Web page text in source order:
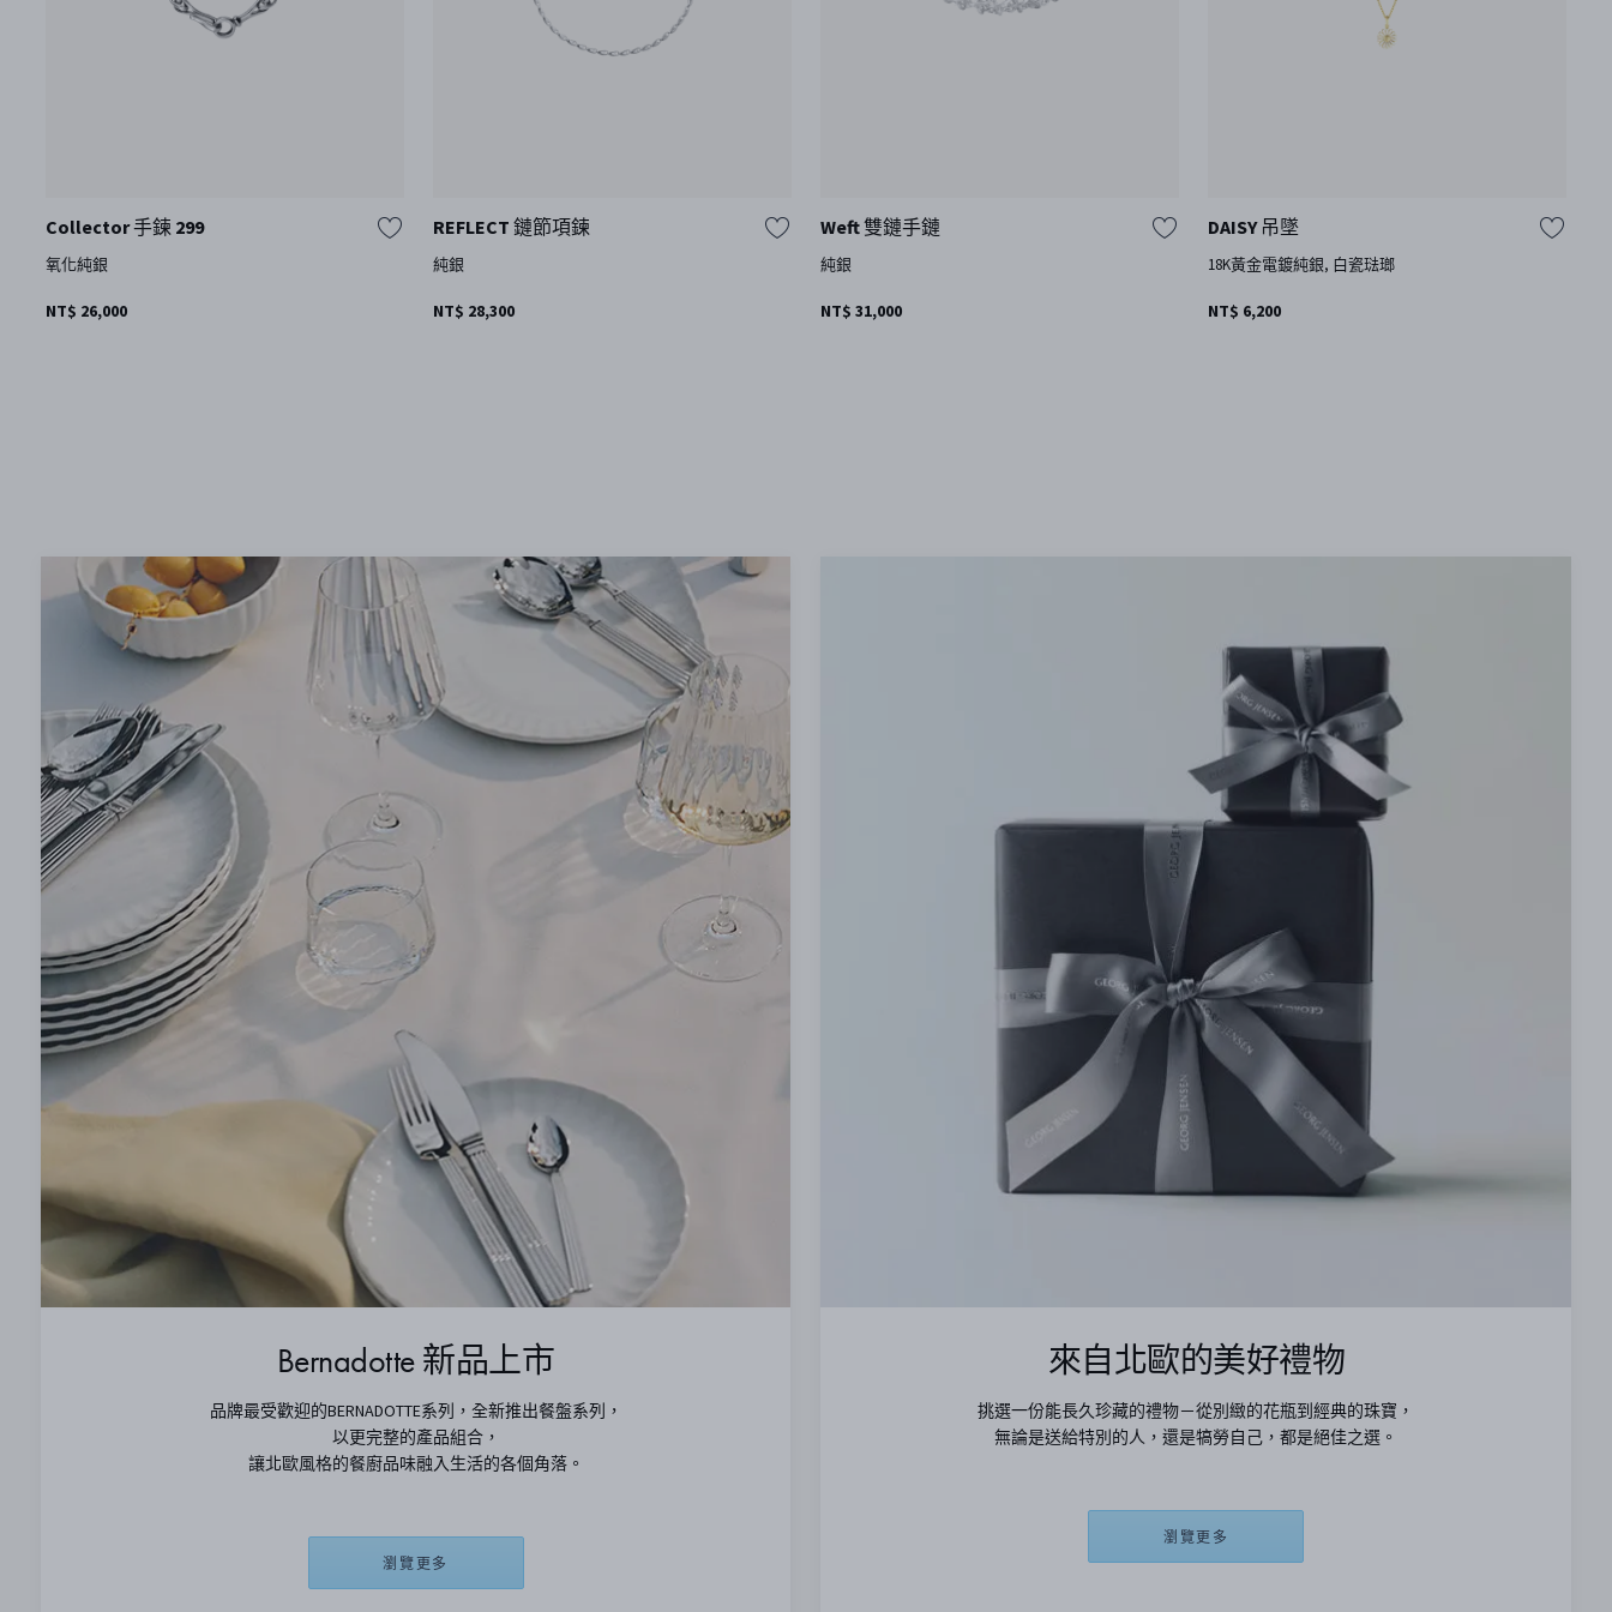
Collector 手鍊 299
氧化純銀
NT$ 26,000
REFLECT 鏈節項鍊
純銀
NT$ 28,300
Weft 雙鏈手鏈
純銀
NT$ 31,000
DAISY 吊墜
18K黃金電鍍純銀, 白瓷琺瑯
NT$ 6,200
Bernadotte 新品上市
品牌最受歡迎的BERNADOTTE系列，全新推出餐盤系列，
以更完整的產品組合，
讓北歐風格的餐廚品味融入生活的各個角落。
瀏覽更多
來自北歐的美好禮物
挑選一份能長久珍藏的禮物－從別緻的花瓶到經典的珠寶，
無論是送給特別的人，還是犒勞自己，都是絕佳之選。
瀏覽更多